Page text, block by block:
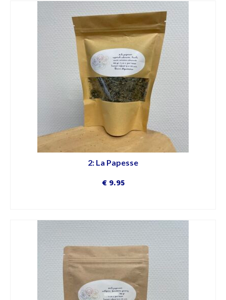
2: La Papesse
€9.95